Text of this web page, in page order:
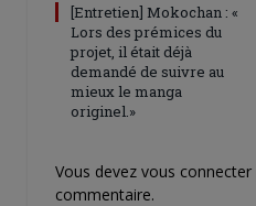
[Entretien] Mokochan : «
Lors des prémices du
projet, il était déjà
demandé de suivre au
mieux le manga
originel.»
Vous devez vous connecter
commentaire.